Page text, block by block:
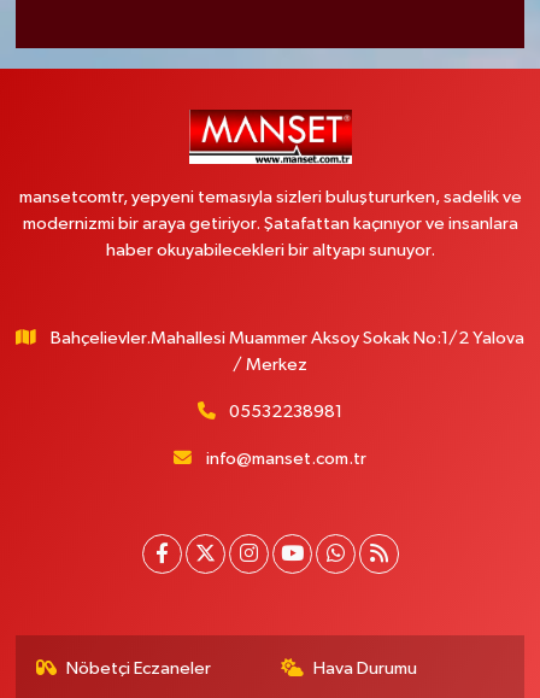
mansetcomtr, yepyeni temasıyla sizleri buluştururken, sadelik ve
modernizmi bir araya getiriyor. Şatafattan kaçınıyor ve insanlara
haber okuyabilecekleri bir altyapı sunuyor.
Bahçelievler.Mahallesi Muammer Aksoy Sokak No:1/2 Yalova
/ Merkez
05532238981
info@manset.com.tr
Nöbetçi Eczaneler Hava Durumu